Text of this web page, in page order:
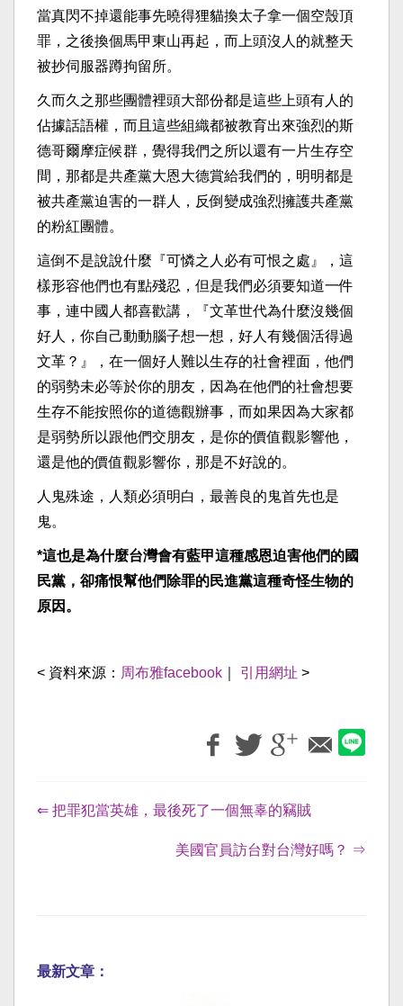
當真閃不掉還能事先曉得狸貓換太子拿一個空殼頂
罪，之後換個馬甲東山再起，而上頭沒人的就整天
被抄伺服器蹲拘留所。
久而久之那些團體裡頭大部份都是這些上頭有人的
佔據話語權，而且這些組織都被教育出來強烈的斯
德哥爾摩症候群，覺得我們之所以還有一片生存空
間，那都是共產黨大恩大德賞給我們的，明明都是
被共產黨迫害的一群人，反倒變成強烈擁護共產黨
的粉紅團體。
這倒不是說說什麼『可憐之人必有可恨之處』，這
樣形容他們也有點殘忍，但是我們必須要知道一件
事，連中國人都喜歡講，『文革世代為什麼沒幾個
好人，你自己動動腦子想一想，好人有幾個活得過
文革？』，在一個好人難以生存的社會裡面，他們
的弱勢未必等於你的朋友，因為在他們的社會想要
生存不能按照你的道德觀辦事，而如果因為大家都
是弱勢所以跟他們交朋友，是你的價值觀影響他，
還是他的價值觀影響你，那是不好說的。
人鬼殊途，人類必須明白，最善良的鬼首先也是
鬼。
*這也是為什麼台灣會有藍甲這種感恩迫害他們的國
民黨，卻痛恨幫他們除罪的民進黨這種奇怪生物的
原因。
< 資料來源： 周布雅facebook 引用網址 >
⇐ 把罪犯當英雄，最後死了一個無辜的竊賊
美國官員訪台對台灣好嗎？ ⇒
最新文章：